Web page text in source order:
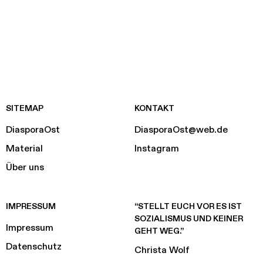
SITEMAP
DiasporaOst
Material
Über uns
KONTAKT
DiasporaOst@web.de
Instagram
IMPRESSUM
Impressum
Datenschutz
“STELLT EUCH VOR ES IST
SOZIALISMUS UND KEINER
GEHT WEG.”
Christa Wolf